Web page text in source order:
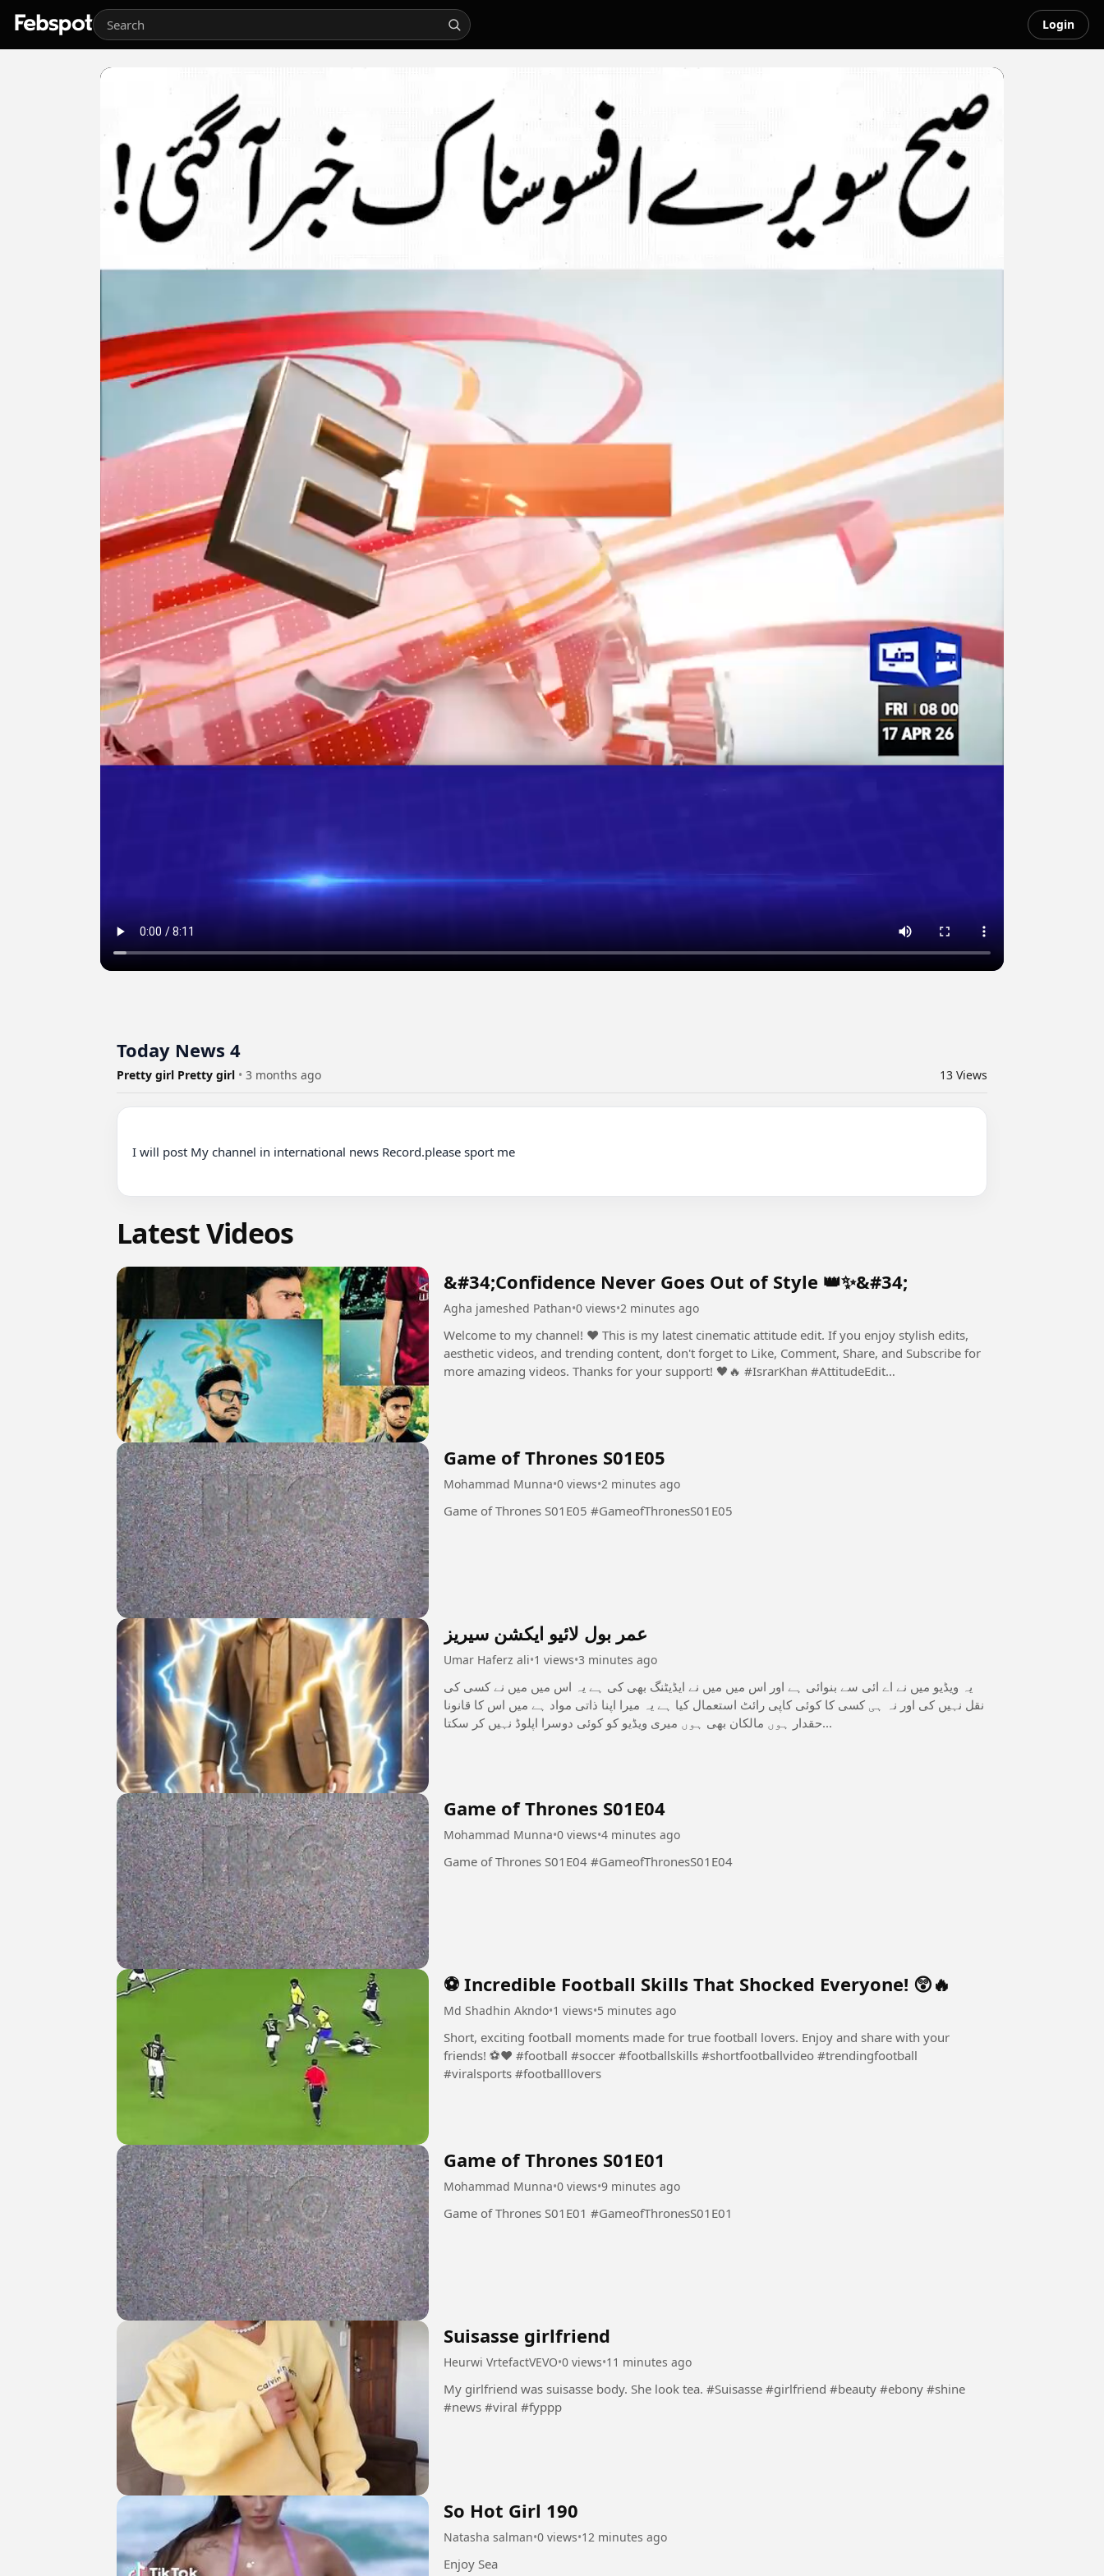
Login
Today News 4
Pretty girl Pretty girl • 3 months ago 13 Views
I will post My channel in international news Record.please sport me
Latest Videos
&#34;Confidence Never Goes Out of Style 👑✨&#34;
Agha jameshed Pathan•0 views•2 minutes ago
Welcome to my channel! ❤️ This is my latest cinematic attitude edit. If you enjoy stylish edits,
aesthetic videos, and trending content, don't forget to Like, Comment, Share, and Subscribe for
more amazing videos. Thanks for your support! 🖤🔥 #IsrarKhan #AttitudeEdit
Game of Thrones S01E05
Mohammad Munna•0 views•2 minutes ago
Game of Thrones S01E05 #GameofThronesS01E05
عمر بول لائیو ایکشن سیریز
Umar Haferz ali•1 views•3 minutes ago
یہ ویڈیو میں نے اے ائی سے بنوائی ہے اور اس میں میں نے ایڈیٹنگ بھی کی ہے یہ اس میں میں نے کسی کی
نقل نہیں کی اور نہ ہی کسی کا کوئی کاپی رائٹ استعمال کیا ہے یہ میرا اپنا ذاتی مواد ہے میں اس کا قانونا
حقدار ہوں مالکان بھی ہوں میری ویڈیو کو کوئی دوسرا اپلوڈ نہیں کر سکتا...
Game of Thrones S01E04
Mohammad Munna•0 views•4 minutes ago
Game of Thrones S01E04 #GameofThronesS01E04
⚽ Incredible Football Skills That Shocked Everyone! 😲🔥
Md Shadhin Akndo•1 views•5 minutes ago
Short, exciting football moments made for true football lovers. Enjoy and share with your
friends! ⚽❤️ #football #soccer #footballskills #shortfootballvideo #trendingfootball
#viralsports #footballlovers
Game of Thrones S01E01
Mohammad Munna•0 views•9 minutes ago
Game of Thrones S01E01 #GameofThronesS01E01
Suisasse girlfriend
Heurwi VrtefactVEVO•0 views•11 minutes ago
My girlfriend was suisasse body. She look tea. #Suisasse #girlfriend #beauty #ebony #shine
#news #viral #fyppp
So Hot Girl 190
Natasha salman•0 views•12 minutes ago
Enjoy Sea